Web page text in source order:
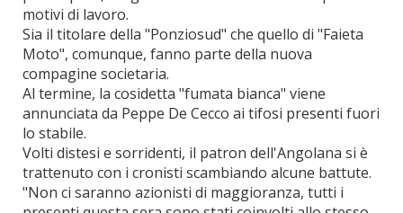
motivi di lavoro.
Sia il titolare della "Ponziosud" che quello di "Faieta
Moto", comunque, fanno parte della nuova
compagine societaria.
Al termine, la cosidetta "fumata bianca" viene
annunciata da Peppe De Cecco ai tifosi presenti fuori
lo stabile.
Volti distesi e sorridenti, il patron dell'Angolana si è
trattenuto con i cronisti scambiando alcune battute.
"Non ci saranno azionisti di maggioranza, tutti i